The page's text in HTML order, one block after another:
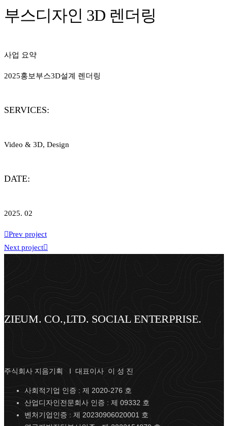
부스디자인 3D 렌더링
사업 요약
2025홍보부스3D설계 렌더링
SERVICES:
Video & 3D, Design
DATE:
2025. 02
Prev project
Next project
ZIEUM. CO.,LTD. SOCIAL ENTERPRISE.
주식회사 지음기획 I 대표이사 이 성 진
사회적기업 인증 : 제 2020-276 호
산업디자인전문회사 인증 : 제 09332 호
벤처기업인증 : 제 20230906020001 호